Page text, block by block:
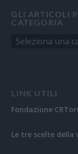
GLI ARTICOLI
CATEGORIA
LINK UTILI
Fondazione
Le tre scelte della